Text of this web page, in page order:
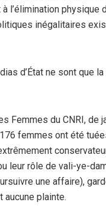
physique
inégalitaires
d’État ne sont que
Femmes du CNRI, de
femmes ont été
leur rôle de vali-ye-
une affaire),
plainte.